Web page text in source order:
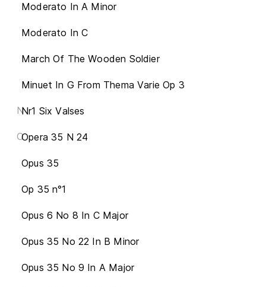
Moderato In A Minor
Moderato In C
March Of The Wooden Soldier
Minuet In G From Thema Varie Op 3
NNr1 Six Valses
OOpera 35 N 24
Opus 35
Op 35 n°1
Opus 6 No 8 In C Major
Opus 35 No 22 In B Minor
Opus 35 No 9 In A Major